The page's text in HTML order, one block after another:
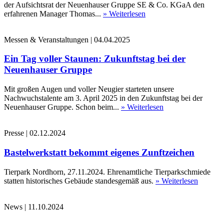
der Aufsichtsrat der Neuenhauser Gruppe SE & Co. KGaA den
erfahrenen Manager Thomas... » Weiterlesen
Messen & Veranstaltungen | 04.04.2025
Ein Tag voller Staunen: Zukunftstag bei der
Neuenhauser Gruppe
Mit großen Augen und voller Neugier starteten unsere
Nachwuchstalente am 3. April 2025 in den Zukunftstag bei der
Neuenhauser Gruppe. Schon beim... » Weiterlesen
Presse | 02.12.2024
Bastelwerkstatt bekommt eigenes Zunftzeichen
Tierpark Nordhorn, 27.11.2024. Ehrenamtliche Tierparkschmiede
statten historisches Gebäude standesgemäß aus. » Weiterlesen
News | 11.10.2024